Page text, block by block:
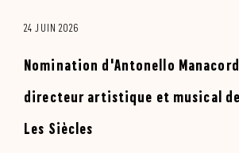
24 JUIN 2026
Nomination d'Antonello
directeur artistique et musical
Les Siècles